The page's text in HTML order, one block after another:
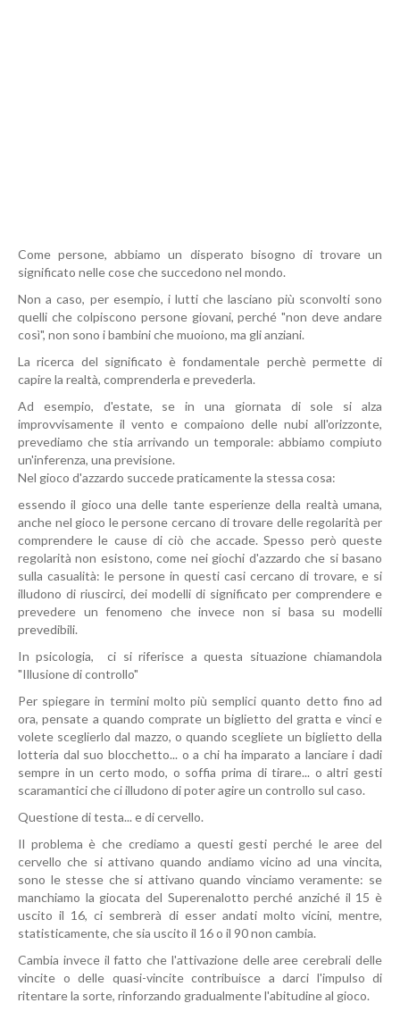
Come persone, abbiamo un disperato bisogno di trovare un
significato nelle cose che succedono nel mondo.
Non a caso, per esempio, i lutti che lasciano più sconvolti sono
quelli che colpiscono persone giovani, perché "non deve andare
così", non sono i bambini che muoiono, ma gli anziani.
La ricerca del significato è fondamentale perchè permette di
capire la realtà, comprenderla e prevederla.
Ad esempio, d'estate, se in una giornata di sole si alza
improvvisamente il vento e compaiono delle nubi all'orizzonte,
prevediamo che stia arrivando un temporale: abbiamo compiuto
un'inferenza, una previsione.
Nel gioco d'azzardo succede praticamente la stessa cosa:
essendo il gioco una delle tante esperienze della realtà umana,
anche nel gioco le persone cercano di trovare delle regolarità per
comprendere le cause di ciò che accade. Spesso però queste
regolarità non esistono, come nei giochi d'azzardo che si basano
sulla casualità: le persone in questi casi cercano di trovare, e si
illudono di riuscirci, dei modelli di significato per comprendere e
prevedere un fenomeno che invece non si basa su modelli
prevedibili.
In psicologia, ci si riferisce a questa situazione chiamandola
"Illusione di controllo"
Per spiegare in termini molto più semplici quanto detto fino ad
ora, pensate a quando comprate un biglietto del gratta e vinci e
volete sceglierlo dal mazzo, o quando scegliete un biglietto della
lotteria dal suo blocchetto... o a chi ha imparato a lanciare i dadi
sempre in un certo modo, o soffia prima di tirare... o altri gesti
scaramantici che ci illudono di poter agire un controllo sul caso.
Questione di testa... e di cervello.
Il problema è che crediamo a questi gesti perché le aree del
cervello che si attivano quando andiamo vicino ad una vincita,
sono le stesse che si attivano quando vinciamo veramente: se
manchiamo la giocata del Superenalotto perché anziché il 15 è
uscito il 16, ci sembrerà di esser andati molto vicini, mentre,
statisticamente, che sia uscito il 16 o il 90 non cambia.
Cambia invece il fatto che l'attivazione delle aree cerebrali delle
vincite o delle quasi-vincite contribuisce a darci l'impulso di
ritentare la sorte, rinforzando gradualmente l'abitudine al gioco.